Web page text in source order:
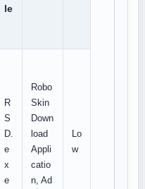
le
R
S
D.
e
x
e
Robo
Skin
Down
load
Appli
catio
n, Ad
Lo
w